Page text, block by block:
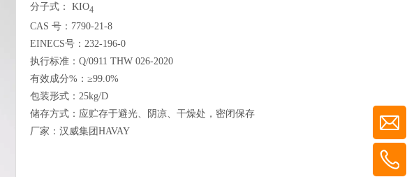
分子式： KIO4
CAS 号：7790-21-8
EINECS号：232-196-0
执行标准：Q/0911 THW 026-2020
有效成分%：≥99.0%
包装形式：25kg/D
储存方式：应贮存于避光、阴凉、干燥处，密闭保存
厂家：汉威集团HAVAY